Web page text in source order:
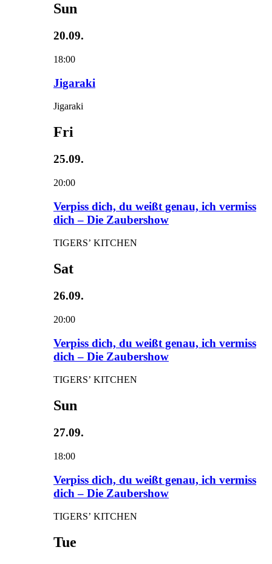
Sun
20.09.
18:00
Jigaraki
Jigaraki
Fri
25.09.
20:00
Verpiss dich, du weißt genau, ich vermiss
dich – Die Zaubershow
TIGERS’ KITCHEN
Sat
26.09.
20:00
Verpiss dich, du weißt genau, ich vermiss
dich – Die Zaubershow
TIGERS’ KITCHEN
Sun
27.09.
18:00
Verpiss dich, du weißt genau, ich vermiss
dich – Die Zaubershow
TIGERS’ KITCHEN
Tue